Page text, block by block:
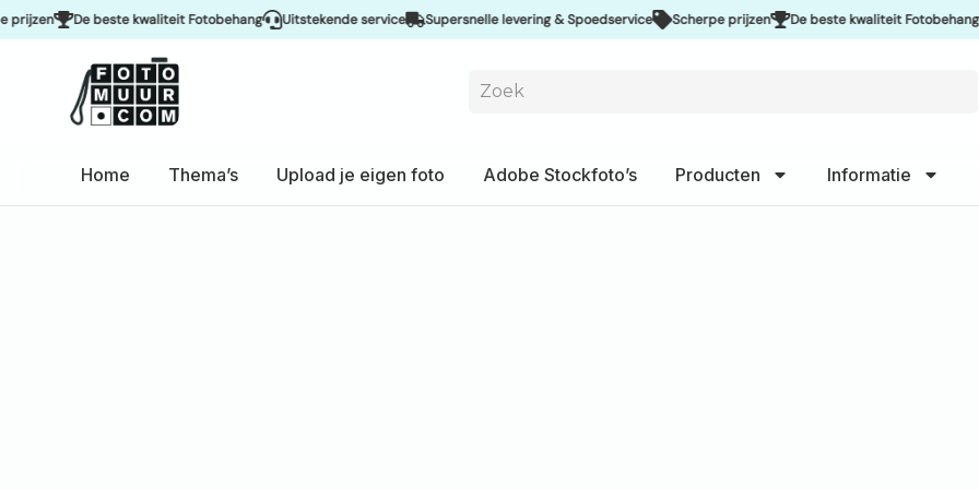
De beste kwaliteit Fotobehang Uitstekende service Supersnelle levering & Spoedservice Scherpe prijzen De beste kwaliteit Fotobehang
Home Thema’s Upload je eigen foto Adobe Stockfoto’s Producten Informatie